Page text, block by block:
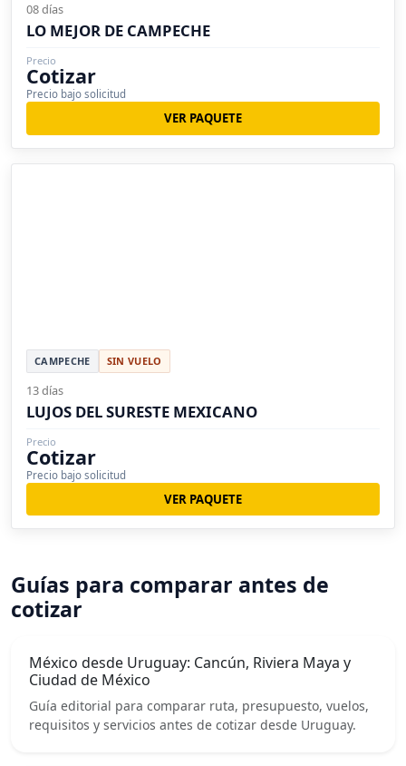
08 días
LO MEJOR DE CAMPECHE
Precio
Cotizar
Precio bajo solicitud
VER PAQUETE
CAMPECHE SIN VUELO
13 días
LUJOS DEL SURESTE MEXICANO
Precio
Cotizar
Precio bajo solicitud
VER PAQUETE
Guías para comparar antes de
cotizar
México desde Uruguay: Cancún, Riviera Maya y
Ciudad de México
Guía editorial para comparar ruta, presupuesto, vuelos,
requisitos y servicios antes de cotizar desde Uruguay.